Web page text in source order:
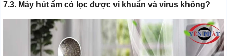
7.3. Máy hút ẩm có lọc được vi khuẩn và virus không?